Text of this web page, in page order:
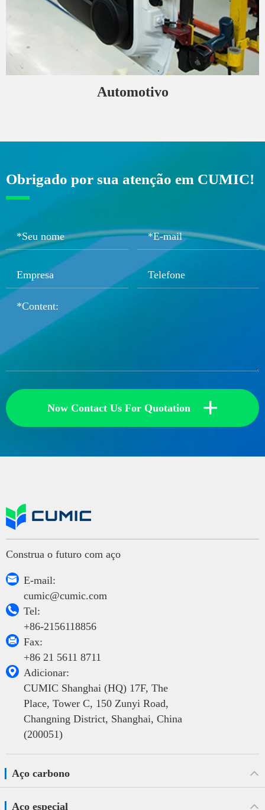
Automotivo
Obrigado por sua atenção em CUMIC!
Now Contact Us For Quotation +
Construa o futuro com aço

E-mail:
cumic@cumic.com

Tel:
+86-2156118856

Fax:
+86 21 5611 8711

Adicionar:
CUMIC Shanghai (HQ) 17F, The
Place, Tower C, 150 Zunyi Road,
Changning District, Shanghai, China
(200051)
Aço carbono
Aço especial